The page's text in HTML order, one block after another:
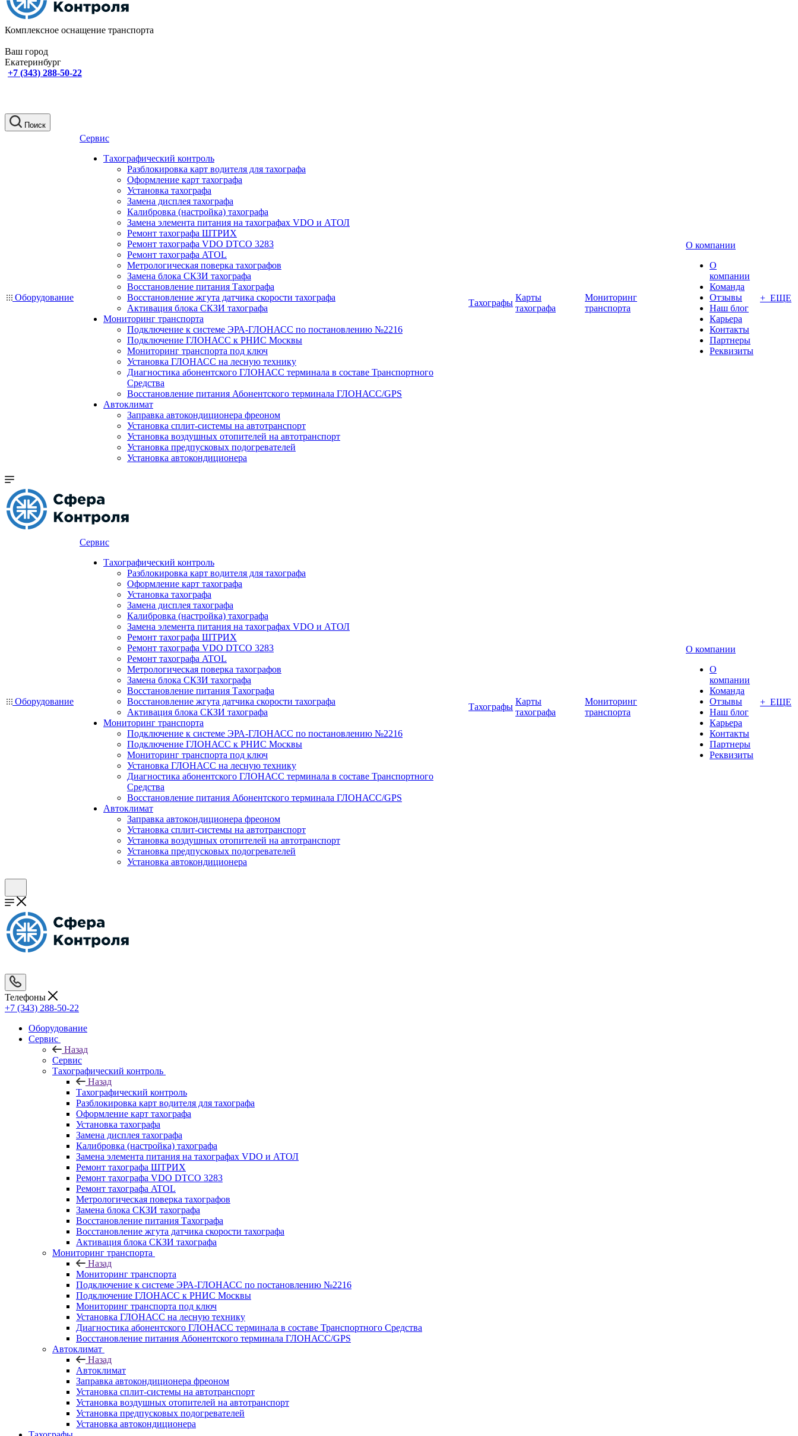
Комплексное оснащение транспорта
Ваш город
Екатеринбург
+7 (343) 288-50-22
Поиск
Оборудование
Сервис
Тахографический контроль
Разблокировка карт водителя для тахографа
Оформление карт тахографа
Установка тахографа
Замена дисплея тахографа
Калибровка (настройка) тахографа
Замена элемента питания на тахографах VDO и АТОЛ
Ремонт тахографа ШТРИХ
Ремонт тахографа VDO DTCO 3283
Ремонт тахографа ATOL
Метрологическая поверка тахографов
Замена блока СКЗИ тахографа
Восстановление питания Тахографа
Восстановление жгута датчика скорости тахографа
Активация блока СКЗИ тахографа
Мониторинг транспорта
Подключение к системе ЭРА-ГЛОНАСС по постановлению №2216
Подключение ГЛОНАСС к РНИС Москвы
Мониторинг транспорта под ключ
Установка ГЛОНАСС на лесную технику
Диагностика абонентского ГЛОНАСС терминала в составе Транспортного
Средства
Восстановление питания Абонентского терминала ГЛОНАСС/GPS
Автоклимат
Заправка автокондиционера фреоном
Установка сплит-системы на автотранспорт
Установка воздушных отопителей на автотранспорт
Установка предпусковых подогревателей
Установка автокондиционера
Тахографы
Карты
тахографа
Мониторинг
транспорта
О компании
О
компании
Команда
Отзывы
Наш блог
Карьера
Контакты
Партнеры
Реквизиты
+ ЕЩЕ
Оборудование
Сервис
Тахографический контроль
Разблокировка карт водителя для тахографа
Оформление карт тахографа
Установка тахографа
Замена дисплея тахографа
Калибровка (настройка) тахографа
Замена элемента питания на тахографах VDO и АТОЛ
Ремонт тахографа ШТРИХ
Ремонт тахографа VDO DTCO 3283
Ремонт тахографа ATOL
Метрологическая поверка тахографов
Замена блока СКЗИ тахографа
Восстановление питания Тахографа
Восстановление жгута датчика скорости тахографа
Активация блока СКЗИ тахографа
Мониторинг транспорта
Подключение к системе ЭРА-ГЛОНАСС по постановлению №2216
Подключение ГЛОНАСС к РНИС Москвы
Мониторинг транспорта под ключ
Установка ГЛОНАСС на лесную технику
Диагностика абонентского ГЛОНАСС терминала в составе Транспортного
Средства
Восстановление питания Абонентского терминала ГЛОНАСС/GPS
Автоклимат
Заправка автокондиционера фреоном
Установка сплит-системы на автотранспорт
Установка воздушных отопителей на автотранспорт
Установка предпусковых подогревателей
Установка автокондиционера
Тахографы
Карты
тахографа
Мониторинг
транспорта
О компании
О
компании
Команда
Отзывы
Наш блог
Карьера
Контакты
Партнеры
Реквизиты
+ ЕЩЕ
Телефоны
+7 (343) 288-50-22
Оборудование
Сервис
Назад
Сервис
Тахографический контроль
Назад
Тахографический контроль
Разблокировка карт водителя для тахографа
Оформление карт тахографа
Установка тахографа
Замена дисплея тахографа
Калибровка (настройка) тахографа
Замена элемента питания на тахографах VDO и АТОЛ
Ремонт тахографа ШТРИХ
Ремонт тахографа VDO DTCO 3283
Ремонт тахографа ATOL
Метрологическая поверка тахографов
Замена блока СКЗИ тахографа
Восстановление питания Тахографа
Восстановление жгута датчика скорости тахографа
Активация блока СКЗИ тахографа
Мониторинг транспорта
Назад
Мониторинг транспорта
Подключение к системе ЭРА-ГЛОНАСС по постановлению №2216
Подключение ГЛОНАСС к РНИС Москвы
Мониторинг транспорта под ключ
Установка ГЛОНАСС на лесную технику
Диагностика абонентского ГЛОНАСС терминала в составе Транспортного Средства
Восстановление питания Абонентского терминала ГЛОНАСС/GPS
Автоклимат
Назад
Автоклимат
Заправка автокондиционера фреоном
Установка сплит-системы на автотранспорт
Установка воздушных отопителей на автотранспорт
Установка предпусковых подогревателей
Установка автокондиционера